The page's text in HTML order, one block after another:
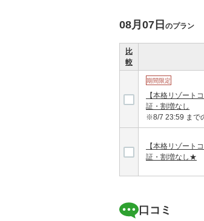
08月07日 のプラン
比
較
期間限定
【本格リゾート
証・割増なし
※8/7 23:59 まで
【本格リゾート
証・割増なし★
口コミ